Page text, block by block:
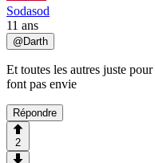
Sodasod
11 ans
@ Darth
Et toutes les autres juste
font pas envie
Répondre
2